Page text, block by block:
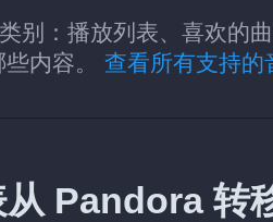
别：播放列表、喜欢的
内容。 查看所有支持的
Pandora 转